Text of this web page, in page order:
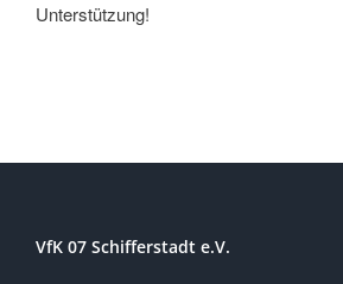
Unterstützung!
VfK 07 Schifferstadt e.V.